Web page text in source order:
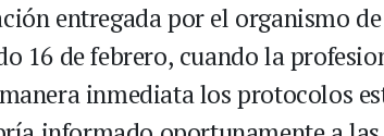
entregada por el organismo
16 de febrero, cuando la
inmediata los protocolos